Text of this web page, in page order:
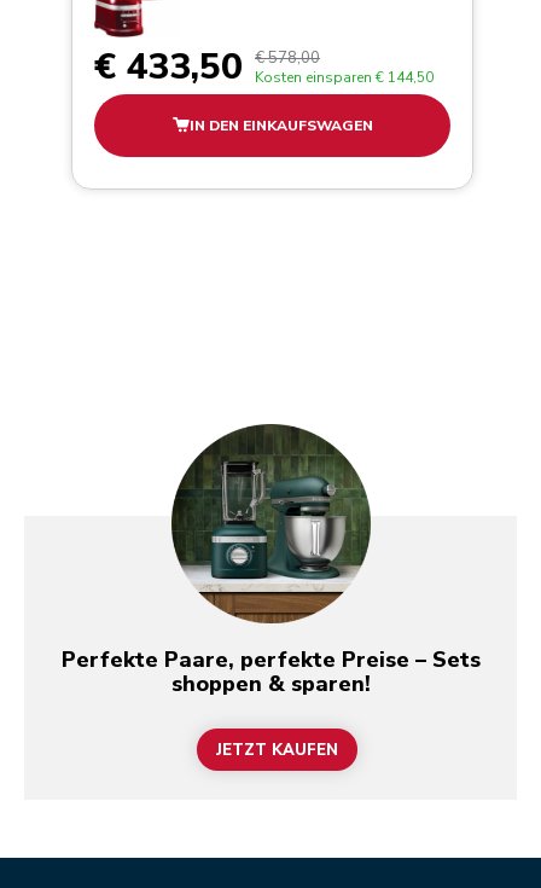
€ 433,50 € 578,00
Kosten einsparen € 144,50
IN DEN EINKAUFSWAGEN
Perfekte Paare, perfekte Preise – Sets
shoppen & sparen!
JETZT KAUFEN